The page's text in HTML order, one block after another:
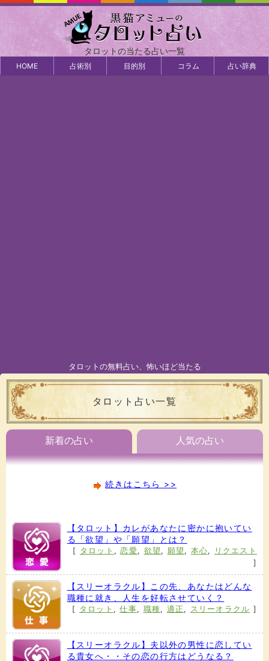
タロットの当たる占い一覧
HOME 占術別 目的別 コラム 占い辞典
タロットの無料占い、怖いほど当たる
タロット占い一覧
新着の占い 人気の占い
続きはこちら >>
【タロット】カレがあなたに密かに抱いてい
る「欲望」や「願望」とは？
[ タロット ,恋愛, 欲望 , 願望 , 本心,
リクエスト
]
【スリーオラクル】この先、あなたはどんな
職種に就き、人生を好転させていく？
[ タロット ,仕事, 職種, 適正 , スリーオラクル ]
【スリーオラクル】夫以外の男性に恋してい
る貴女へ・・その恋の行方はどうなる？